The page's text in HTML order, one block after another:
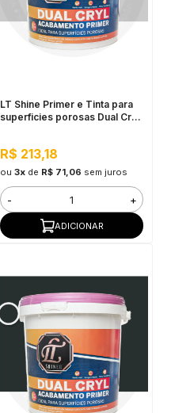
LT Shine Primer e Tinta para
superficies porosas Dual Cryl
R$ 213,18
ou 3xde R$ 71,06 sem juros
- +
ADICIONAR